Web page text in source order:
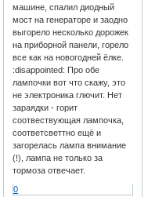
машине, спалил диодный
мост на генераторе и заодно
выгорело несколько дорожек
на приборной панели, горело
все как на новогодней ёлке.
:disappointed: Про обе
лампочки вот что скажу, это
не электроника глючит. Нет
зараядки - горит
соотвествующая лампочка,
соответсветтно ещё и
загорелась лампа внимание
(!), лампа не только за
тормоза отвечает.
0